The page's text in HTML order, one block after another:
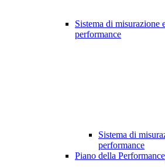
Sistema di misurazione
performance
Sistema di
performance
Piano della Performance